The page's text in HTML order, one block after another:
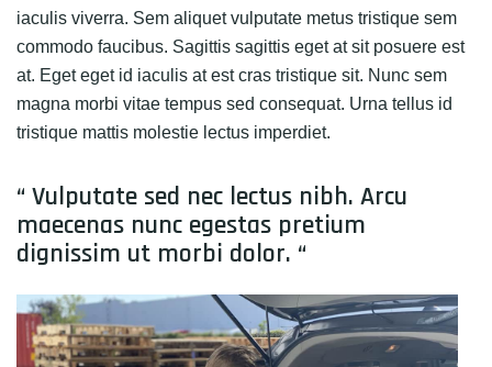
iaculis viverra. Sem aliquet vulputate metus tristique sem
commodo faucibus. Sagittis sagittis eget at sit posuere est
at. Eget eget id iaculis at est cras tristique sit. Nunc sem
magna morbi vitae tempus sed consequat. Urna tellus id
tristique mattis molestie lectus imperdiet.
“ Vulputate sed nec lectus nibh. Arcu
maecenas nunc egestas pretium
dignissim ut morbi dolor. “